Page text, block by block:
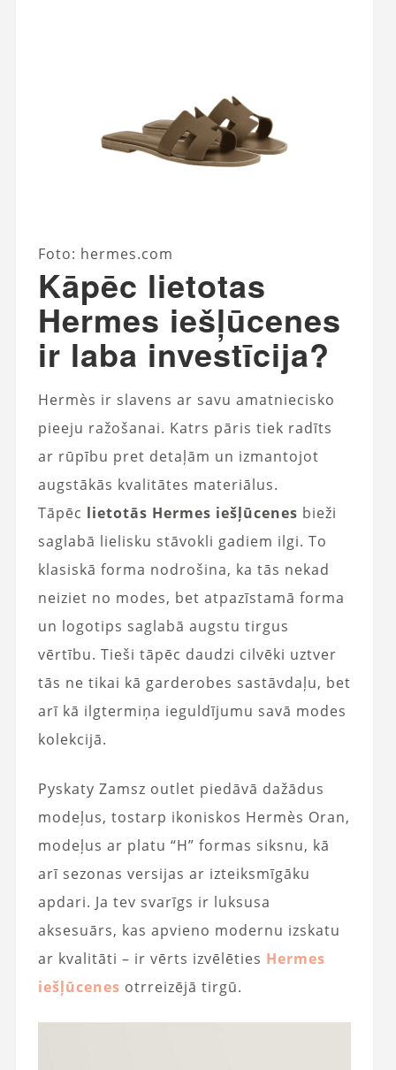
Foto: hermes.com
Kāpēc lietotas
Hermes iešļūcenes
ir laba investīcija?
Hermès ir slavens ar savu amatniecisko
pieeju ražošanai. Katrs pāris tiek radīts
ar rūpību pret detaļām un izmantojot
augstākās kvalitātes materiālus.
Tāpēc lietotās Hermes iešļūcenes bieži
saglabā lielisku stāvokli gadiem ilgi. To
klasiskā forma nodrošina, ka tās nekad
neiziet no modes, bet atpazīstamā forma
un logotips saglabā augstu tirgus
vērtību. Tieši tāpēc daudzi cilvēki uztver
tās ne tikai kā garderobes sastāvdaļu, bet
arī kā ilgtermiņa ieguldījumu savā modes
kolekcijā.
Pyskaty Zamsz outlet piedāvā dažādus
modeļus, tostarp ikoniskos Hermès Oran,
modeļus ar platu “H” formas siksnu, kā
arī sezonas versijas ar izteiksmīgāku
apdari. Ja tev svarīgs ir luksusa
aksesuārs, kas apvieno modernu izskatu
ar kvalitāti – ir vērts izvēlēties Hermes
iešļūcenes otrreizējā tirgū.